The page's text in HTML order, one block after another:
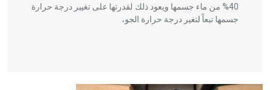
40% من ماء جسمها ويعود ذلك لقدرتها على تغيير درجة حرارة
جسمها تبعاً لتغير درجة حرارة الجو،
- هل تعلم أن أبقراط كتب في الطب أربعة مؤلفات هي: